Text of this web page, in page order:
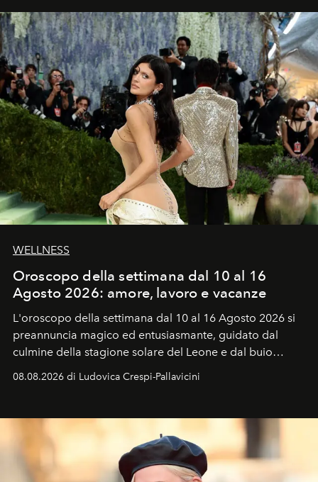
WELLNESS
Oroscopo della settimana dal 10 al 16
Agosto 2026: amore, lavoro e vacanze
L'oroscopo della settimana dal 10 al 16 Agosto 2026 si
preannuncia magico ed entusiasmante, guidato dal
culmine della stagione solare del Leone e dal buio
ideale per la notte delle Perseidi.
08.08.2026 di Ludovica Crespi-Pallavicini